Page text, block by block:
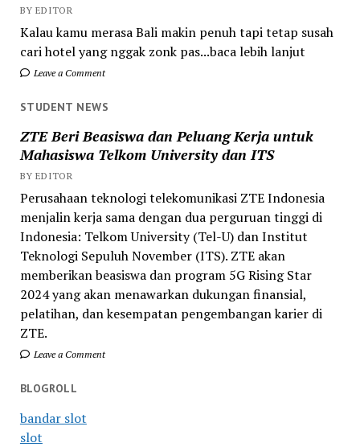
BY EDITOR
Kalau kamu merasa Bali makin penuh tapi tetap susah
cari hotel yang nggak zonk pas...baca lebih lanjut
Leave a Comment
STUDENT NEWS
ZTE Beri Beasiswa dan Peluang Kerja untuk
Mahasiswa Telkom University dan ITS
BY EDITOR
Perusahaan teknologi telekomunikasi ZTE Indonesia
menjalin kerja sama dengan dua perguruan tinggi di
Indonesia: Telkom University (Tel-U) dan Institut
Teknologi Sepuluh November (ITS). ZTE akan
memberikan beasiswa dan program 5G Rising Star
2024 yang akan menawarkan dukungan finansial,
pelatihan, dan kesempatan pengembangan karier di
ZTE.
Leave a Comment
BLOGROLL
bandar slot
slot